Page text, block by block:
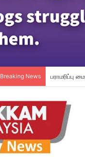
Breaking News மகளை கொலை